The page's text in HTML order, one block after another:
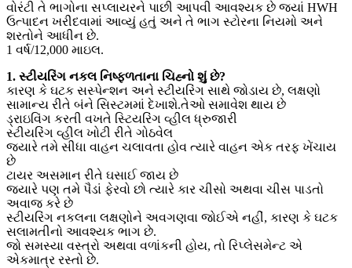
વોરંટી તે ભાગોના સપ્લાયરને પાછી આપવી આવશ્યક છે જ્યાં HWH
ઉત્પાદન ખરીદવામાં આવ્યું હતું અને તે ભાગ સ્ટોરના નિયમો અને
શરતોને આધીન છે.
1 વર્ષ/12,000 માઇલ.
1. સ્ટીયરિંગ નકલ નિષ્ફળતાના ચિહ્નો શું છે?
કારણ કે ઘટક સસ્પેન્શન અને સ્ટીયરિંગ સાથે જોડાય છે, લક્ષણો
સામાન્ય રીતે બંને સિસ્ટમમાં દેખાશે.તેઓ સમાવેશ થાય છે
ડ્રાઇવિંગ કરતી વખતે સ્ટિયરિંગ વ્હીલ ધ્રુજારી
સ્ટીયરિંગ વ્હીલ ખોટી રીતે ગોઠવેલ
જ્યારે તમે સીધા વાહન ચલાવતા હોવ ત્યારે વાહન એક તરફ ખેંચાય
છે
ટાયર અસમાન રીતે ઘસાઈ જાય છે
જ્યારે પણ તમે પૈડાં ફેરવો છો ત્યારે કાર ચીસો અથવા ચીસ પાડતો
અવાજ કરે છે
સ્ટીયરિંગ નકલના લક્ષણોને અવગણવા જોઈએ નહીં, કારણ કે ઘટક
સલામતીનો આવશ્યક ભાગ છે.
જો સમસ્યા વસ્ત્રો અથવા વળાંકની હોય, તો રિપ્લેસમેન્ટ એ
એકમાત્ર રસ્તો છે.